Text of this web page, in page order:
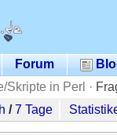
Forum
Skripte in Perl ·
/7 Tage